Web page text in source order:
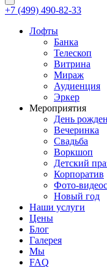
+7 (499) 490-82-33
Лофты
Банка
Телескоп
Витрина
Мираж
Аудиенция
Эркер
Мероприятия
День
Вечеринка
Свадьба
Воркшоп
Детский
Корпоратив
Фото-
Новый год
Наши услуги
Цены
Блог
Галерея
Мы
FAQ